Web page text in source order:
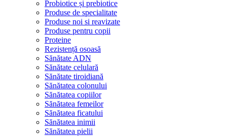
Probiotice și prebiotice
Produse de specialitate
Produse noi si reavizate
Produse pentru copii
Proteine
Rezistență osoasă
Sănătate ADN
Sănătate celulară
Sănătate tiroidiană
Sănătatea colonului
Sănătatea copiilor
Sănătatea femeilor
Sănătatea ficatului
Sănătatea inimii
Sănătatea pielii